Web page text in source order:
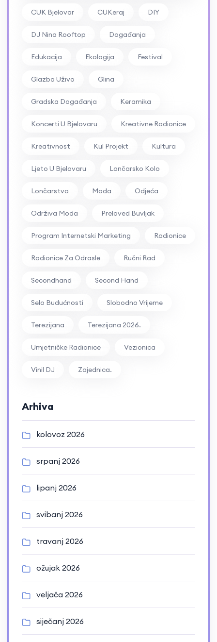
CUK Bjelovar CUKeraj DIY
DJ Nina Rooftop Događanja
Edukacija Ekologija Festival
Glazba Uživo Glina
Gradska Događanja Keramika
Koncerti U Bjelovaru Kreativne Radionice
Kreativnost Kul Projekt Kultura
Ljeto U Bjelovaru Lončarsko Kolo
Lončarstvo Moda Odjeća
Održiva Moda Preloved Buvljak
Program Internetski Marketing Radionice
Radionice Za Odrasle Ručni Rad
Secondhand Second Hand
Selo Budućnosti Slobodno Vrijeme
Terezijana Terezijana 2026.
Umjetničke Radionice Vezionica
Vinil DJ Zajednica.
Arhiva
kolovoz 2026
srpanj 2026
lipanj 2026
svibanj 2026
travanj 2026
ožujak 2026
veljača 2026
siječanj 2026